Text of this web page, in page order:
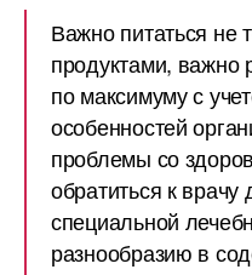
Важно питаться не
продуктами, важно
по максимуму с
особенностей
проблемы со
обратиться к
специальной
разнообразию в